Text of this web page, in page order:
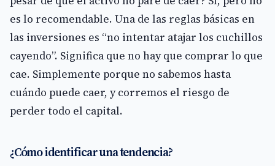
es lo recomendable. Una de las reglas básicas en
las inversiones es “no intentar atajar los cuchillos
cayendo”. Significa que no hay que comprar lo que
cae. Simplemente porque no sabemos hasta
cuándo puede caer, y corremos el riesgo de
perder todo el capital.
¿Cómo identificar una tendencia?